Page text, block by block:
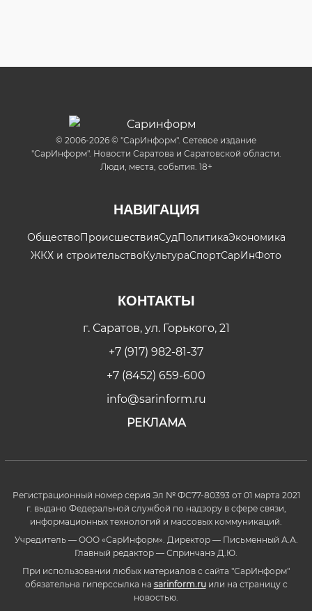
© 2006-2026 © "СарИнформ". Сетевое издание
"СарИнформ". Новости Саратова и Саратовской области.
Люди, места, события. 18+
НАВИГАЦИЯ
ОбществоПроисшествияСудПолитикаЭкономика
ЖКХ и строительствоКультураСпортСарИнФото
КОНТАКТЫ
г. Саратов, ул. Горького, 21
+7 (917) 982-81-37
+7 (8452) 659-600
info@sarinform.ru
РЕКЛАМА
Регистрационный номер серия Эл № ФС77-80393 от 01 марта 2021
г. выдано Федеральной службой по надзору в сфере связи,
информационных технологий и массовых коммуникаций.
Учредитель — ООО «СарИнформ». Директор — Письменный А.А.
Главный редактор — Спринчанэ Д.Ю.
При использовании любых материалов с сайта "СарИнформ"
обязательна гиперссылка на sarinform.ruили на страницу с
новостью.